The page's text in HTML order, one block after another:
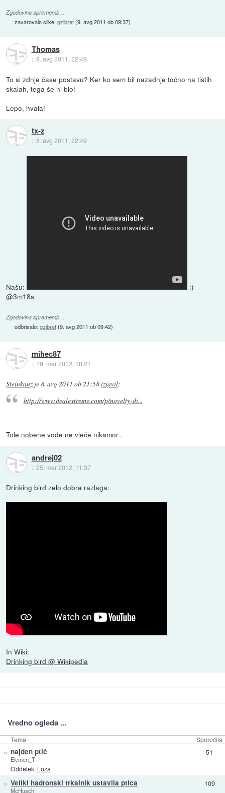
Zgodovina sprememb…
zavarovalo slike:gzibret(9. avg 2011 ob 09:37)
Thomas
::8. avg 2011, 22:49
To si zdnje čase postavu? Ker ko sem bil nazadnje točno na tistih
skalah, tega še ni blo!
Lepo, hvala!
tx-z
::8. avg 2011, 22:49
Našu:
:)
@3m18s
Zgodovina sprememb…
odbrisalo:gzibret(9. avg 2011 ob 09:42)
mihec87
:: 19. mar 2012, 18:21
Steinkauz je8. avg 2011 ob 21:58izjavil:
http://www.dealextreme.com/p/novelty-di...
Tole nobene vode ne vleče nikamor..
andrej02
::25. mar 2012, 11:37
Drinking bird zelo dobra razlaga:
In Wiki:
Drinking bird @ Wikipedia
Vredno ogleda ...
Tema Sporočila
» najden ptič
Elemen_T
Oddelek: Loža
51
» Veliki hadronski trkalnik ustavila ptica
McHusch
109